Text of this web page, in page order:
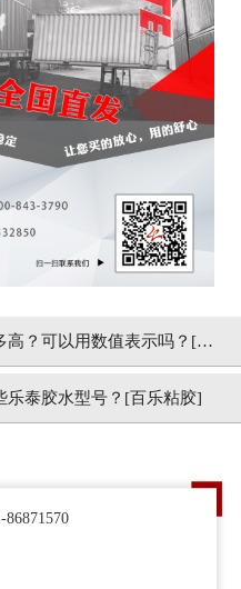
高？可以用数值表示吗？[百
乐泰胶水型号？[百乐粘胶]